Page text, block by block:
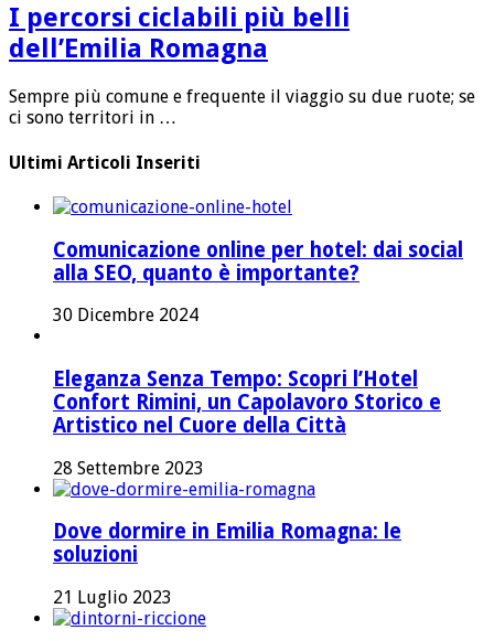
I percorsi ciclabili più belli
dell’Emilia Romagna
Sempre più comune e frequente il viaggio su due ruote; se
ci sono territori in …
Ultimi Articoli Inseriti
Comunicazione online per hotel: dai social
alla SEO, quanto è importante?
30 Dicembre 2024
Eleganza Senza Tempo: Scopri l’Hotel
Confort Rimini, un Capolavoro Storico e
Artistico nel Cuore della Città
28 Settembre 2023
Dove dormire in Emilia Romagna: le
soluzioni
21 Luglio 2023